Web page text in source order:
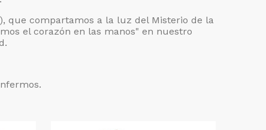
que compartamos a la luz del Misterio de la
el corazón en las manos" en nuestro